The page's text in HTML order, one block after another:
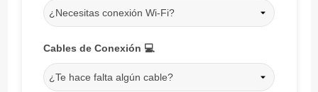
¿Necesitas conexión Wi-Fi?
Cables de Conexión 💻
¿Te hace falta algún cable?